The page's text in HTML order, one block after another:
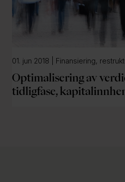
01. jun 2018 | Finansiering,
Optimalisering av
tidligfase,